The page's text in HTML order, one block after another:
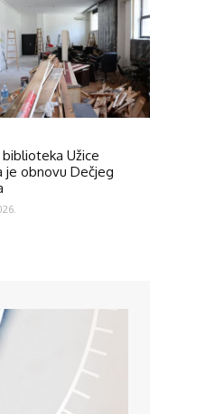
Užice
je obnovu Dečjeg